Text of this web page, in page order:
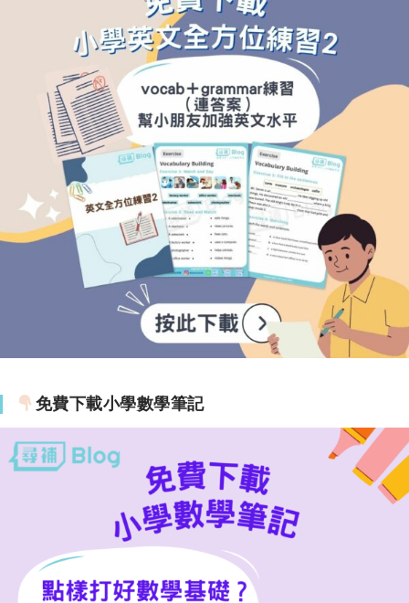
免費下載小學數學筆記